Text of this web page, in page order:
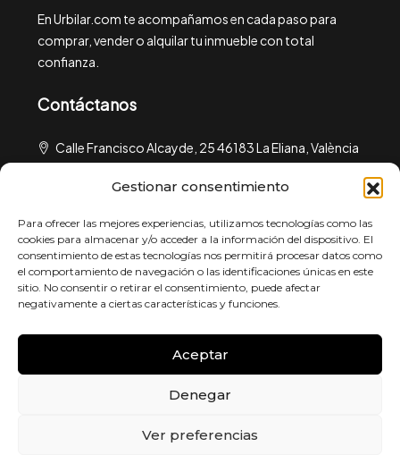
Gestionar consentimiento
Para ofrecer las mejores experiencias, utilizamos tecnologías como las
cookies para almacenar y/o acceder a la información del dispositivo. El
consentimiento de estas tecnologías nos permitirá procesar datos como
el comportamiento de navegación o las identificaciones únicas en este
sitio. No consentir o retirar el consentimiento, puede afectar
negativamente a ciertas características y funciones.
Aceptar
Denegar
Ver preferencias
En Urbilar.com te acompañamos en cada paso para
comprar, vender o alquilar tu inmueble con total
confianza.
Contáctanos
Calle Francisco Alcayde, 25 46183 La Eliana, València
Política de Privacidad
Política de Cookies
Política de Solicitudes de Empleo
© 2025 Urbilar.com – Powered by